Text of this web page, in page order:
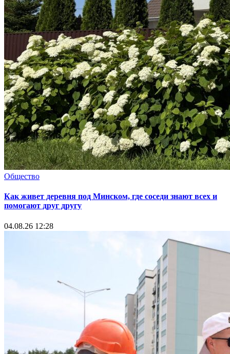
Общество
Как живет деревня под Минском, где соседи знают всех и
помогают друг другу
04.08.26 12:28